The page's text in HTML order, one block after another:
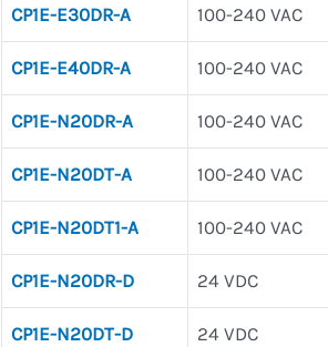
CP1E-E30DR-A 100-240 VAC
CP1E-E40DR-A 100-240 VAC
CP1E-N20DR-A 100-240 VAC
CP1E-N20DT-A 100-240 VAC
CP1E-N20DT1-A 100-240 VAC
CP1E-N20DR-D 24 VDC
CP1E-N20DT-D 24 VDC